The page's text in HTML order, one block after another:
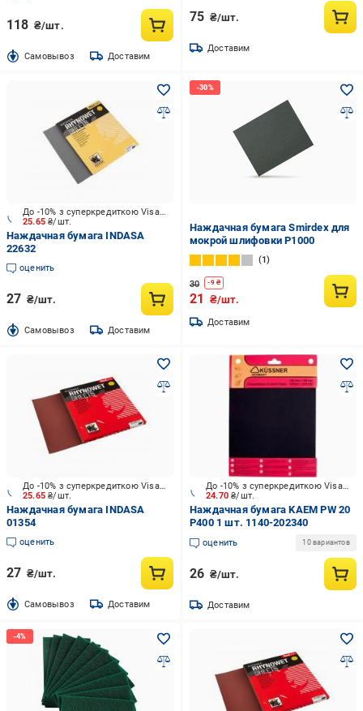
118 ₴/шт.
Cамовывоз Доставим
75 ₴/шт.
Доставим
25.65₴/шт.
До -10% з суперкредиткою Visa Вигода
Наждачная бумага INDASA
22632
оценить
27 ₴/шт.
Cамовывоз Доставим
Наждачная бумага Smirdex для
мокрой шлифовки P1000
1
30 -9₴
21 ₴/шт.
Доставим
25.65₴/шт.
До -10% з суперкредиткою Visa Вигода
Наждачная бумага INDASA
01354
оценить
27 ₴/шт.
Cамовывоз Доставим
24.70₴/шт.
До -10% з суперкредиткою Visa Вигода
Наждачная бумага KAEM PW 20
P400 1 шт. 1140-202340
оценить 10 вариантов
26 ₴/шт.
Доставим